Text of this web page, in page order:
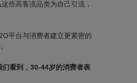
些高客流品类为自己引流，
平台与消费者建立更紧密的
们看到，30-44岁的消费者表